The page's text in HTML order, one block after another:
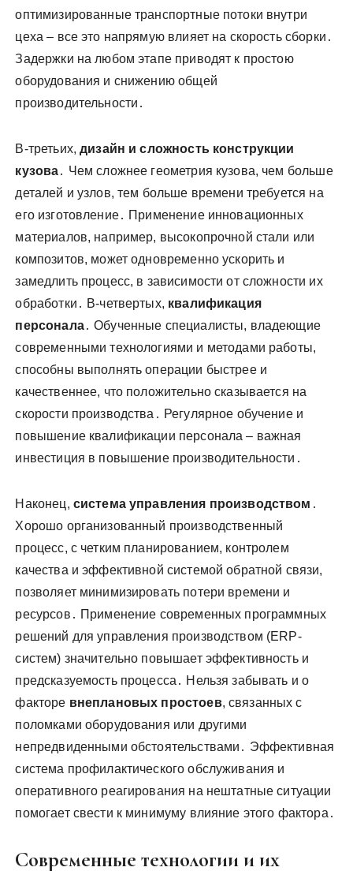
оптимизированные транспортные потоки внутри
цеха – все это напрямую влияет на скорость сборки․
Задержки на любом этапе приводят к простою
оборудования и снижению общей
производительности․
В-третьих,дизайн и сложность конструкции
кузова․ Чем сложнее геометрия кузова, чем больше
деталей и узлов, тем больше времени требуется на
его изготовление․ Применение инновационных
материалов, например, высокопрочной стали или
композитов, может одновременно ускорить и
замедлить процесс, в зависимости от сложности их
обработки․ В-четвертых, квалификация
персонала․ Обученные специалисты, владеющие
современными технологиями и методами работы,
способны выполнять операции быстрее и
качественнее, что положительно сказывается на
скорости производства․ Регулярное обучение и
повышение квалификации персонала – важная
инвестиция в повышение производительности․
Наконец, система управления производством ․
Хорошо организованный производственный
процесс, с четким планированием, контролем
качества и эффективной системой обратной связи,
позволяет минимизировать потери времени и
ресурсов․ Применение современных программных
решений для управления производством (ERP-
систем) значительно повышает эффективность и
предсказуемость процесса․ Нельзя забывать и о
факторе внеплановых простоев, связанных с
поломками оборудования или другими
непредвиденными обстоятельствами․ Эффективная
система профилактического обслуживания и
оперативного реагирования на нештатные ситуации
помогает свести к минимуму влияние этого фактора․
Современные технологии и их